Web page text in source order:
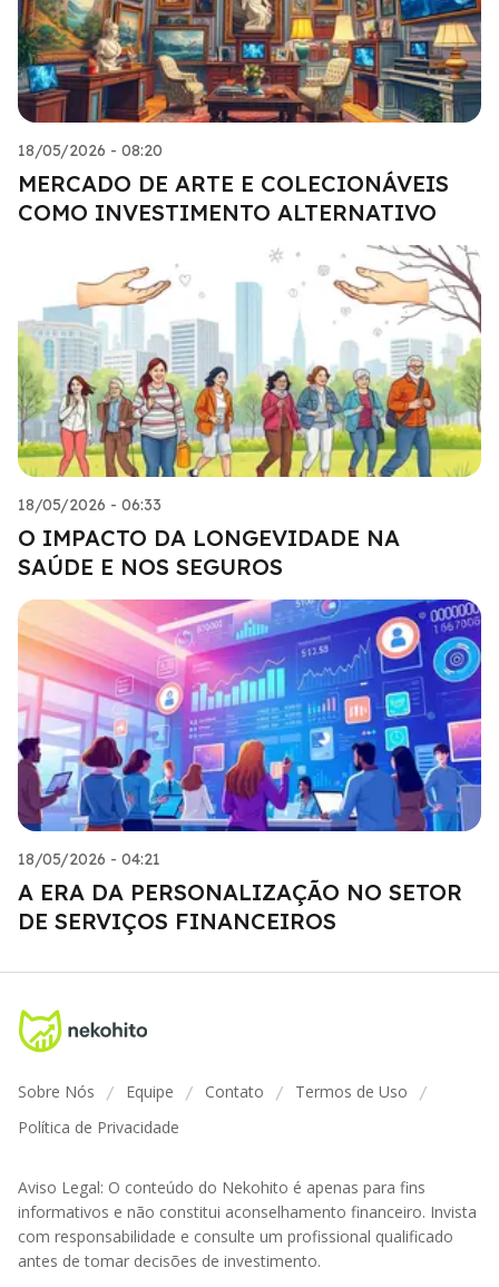
18/05/2026 - 08:20
MERCADO DE ARTE E COLECIONÁVEIS
COMO INVESTIMENTO ALTERNATIVO
18/05/2026 - 06:33
O IMPACTO DA LONGEVIDADE NA
SAÚDE E NOS SEGUROS
18/05/2026 - 04:21
A ERA DA PERSONALIZAÇÃO NO SETOR
DE SERVIÇOS FINANCEIROS
Sobre Nós / Equipe / Contato / Termos de Uso /
Política de Privacidade
Aviso Legal: O conteúdo do Nekohito é apenas para fins
informativos e não constitui aconselhamento financeiro. Invista
com responsabilidade e consulte um profissional qualificado
antes de tomar decisões de investimento.